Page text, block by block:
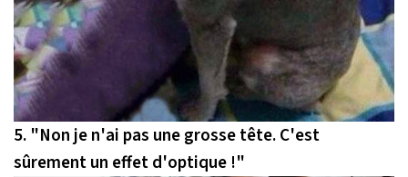
5. "Non je n'ai pas une grosse tête. C'est
sûrement un effet d'optique !"